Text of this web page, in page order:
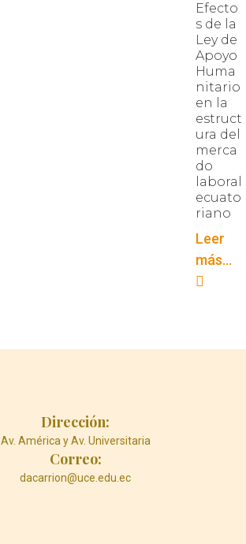
Efecto
s de la
Ley de
Apoyo
Huma
nitario
en la
estruct
ura del
merca
do
laboral
ecuato
riano
Leer
más...
Dirección:
Av. América y Av. Universitaria
Correo:
dacarrion@uce.edu.ec